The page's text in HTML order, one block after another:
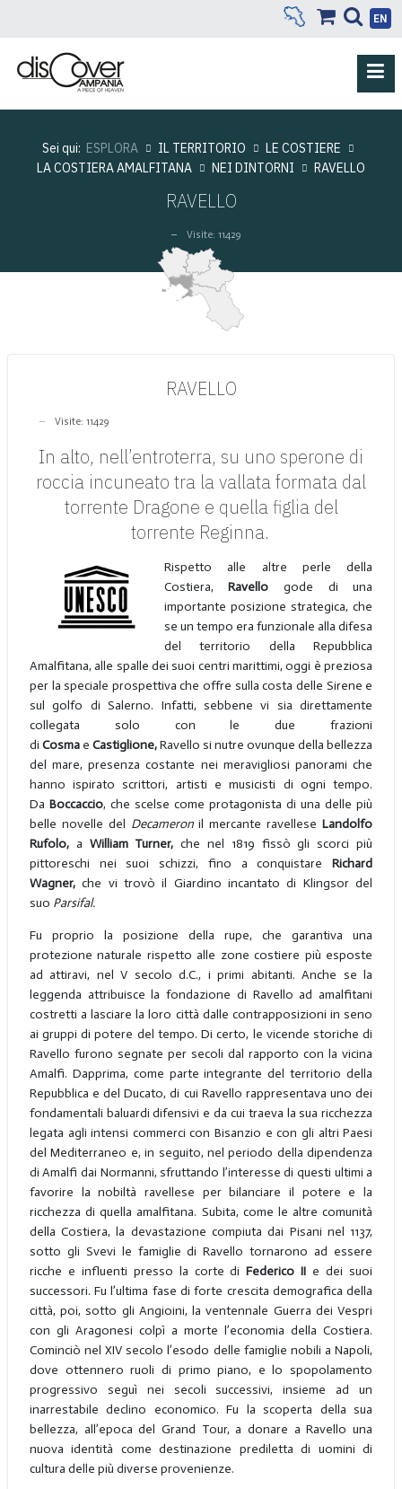
EN
Sei qui: ESPLORA IL TERRITORIO
LE COSTIERE
LA COSTIERA AMALFITANA
NEI DINTORNI RAVELLO
RAVELLO
Visite: 11429
RAVELLO
Visite: 11429
In alto, nell’entroterra, su uno sperone di
roccia incuneato tra la vallata formata dal
torrente Dragone e quella figlia del
torrente Reginna.
Rispetto alle altre perle della
Costiera,Ravello gode di una
importante posizione strategica, che
se un tempo era funzionale alla difesa
del territorio della Repubblica
Amalfitana, alle spalle dei suoi centri marittimi, oggi è preziosa
per la speciale prospettiva che offre sulla costa delle Sirene e
sul golfo di Salerno. Infatti, sebbene vi sia direttamente
collegata solo con le due frazioni
di Cosma e Castiglione,Ravello si nutre ovunque della bellezza
del mare, presenza costante nei meravigliosi panorami che
hanno ispirato scrittori, artisti e musicisti di ogni tempo.
Da Boccaccio, che scelse come protagonista di una delle più
belle novelle del Decameronil mercante ravelleseLandolfo
Rufolo, a William Turner, che nel 1819 fissò gli scorci più
pittoreschi nei suoi schizzi, fino a conquistareRichard
Wagner,che vi trovò il Giardino incantato di Klingsor del
suo Parsifal.
Fu proprio la posizione della rupe, che garantiva una
protezione naturale rispetto alle zone costiere più esposte
ad attiravi, nel V secolo d.C., i primi abitanti. Anche se la
leggenda attribuisce la fondazione di Ravello ad amalfitani
costretti a lasciare la loro città dalle contrapposizioni in seno
ai gruppi di potere del tempo. Di certo, le vicende storiche di
Ravello furono segnate per secoli dal rapporto con la vicina
Amalfi. Dapprima, come parte integrante del territorio della
Repubblica e del Ducato, di cui Ravello rappresentava uno dei
fondamentali baluardi difensivi e da cui traeva la sua ricchezza
legata agli intensi commerci con Bisanzio e con gli altri Paesi
del Mediterraneo e, in seguito, nel periodo della dipendenza
di Amalfi dai Normanni, sfruttando l’interesse di questi ultimi a
favorire la nobiltà ravellese per bilanciare il potere e la
ricchezza di quella amalfitana. Subita, come le altre comunità
della Costiera, la devastazione compiuta dai Pisani nel 1137,
sotto gli Svevi le famiglie di Ravello tornarono ad essere
ricche e influenti presso la corte diFederico II e dei suoi
successori. Fu l’ultima fase di forte crescita demografica della
città, poi, sotto gli Angioini, la ventennale Guerra dei Vespri
con gli Aragonesi colpì a morte l’economia della Costiera.
Cominciò nel XIV secolo l’esodo delle famiglie nobili a Napoli,
dove ottennero ruoli di primo piano, e lo spopolamento
progressivo seguì nei secoli successivi, insieme ad un
inarrestabile declino economico. Fu la scoperta della sua
bellezza, all’epoca del Grand Tour, a donare a Ravello una
nuova identità come destinazione prediletta di uomini di
cultura delle più diverse provenienze.